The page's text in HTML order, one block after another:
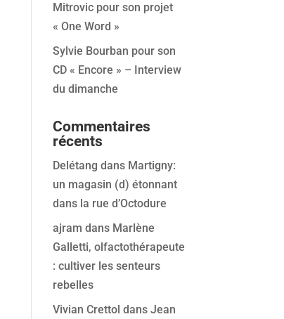
Mitrovic pour son projet
« One Word »
Sylvie Bourban pour son
CD « Encore » – Interview
du dimanche
Commentaires
récents
Delétang dans Martigny:
un magasin (d) étonnant
dans la rue d’Octodure
ajram dans Marlène
Galletti, olfactothérapeute
: cultiver les senteurs
rebelles
Vivian Crettol dansJean